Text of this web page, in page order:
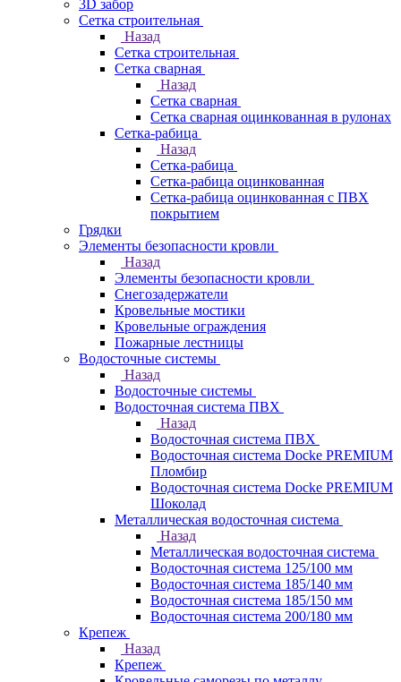
3D забор
Сетка строительная
Назад
Сетка строительная
Сетка сварная
Назад
Сетка сварная
Сетка сварная оцинкованная в рулонах
Сетка-рабица
Назад
Сетка-рабица
Сетка-рабица оцинкованная
Сетка-рабица оцинкованная с ПВХ
покрытием
Грядки
Элементы безопасности кровли
Назад
Элементы безопасности кровли
Снегозадержатели
Кровельные мостики
Кровельные ограждения
Пожарные лестницы
Водосточные системы
Назад
Водосточные системы
Водосточная система ПВХ
Назад
Водосточная система ПВХ
Водосточная система Docke PREMIUM
Пломбир
Водосточная система Docke PREMIUM
Шоколад
Металлическая водосточная система
Назад
Металлическая водосточная система
Водосточная система 125/100 мм
Водосточная система 185/140 мм
Водосточная система 185/150 мм
Водосточная система 200/180 мм
Крепеж
Назад
Крепеж